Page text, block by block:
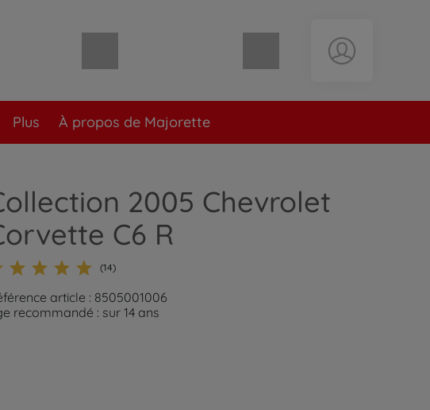
Plus À propos de Majorette
2005 Chevrolet
C6 R
(14)
article : 8505001006
recommandé : sur 14 ans